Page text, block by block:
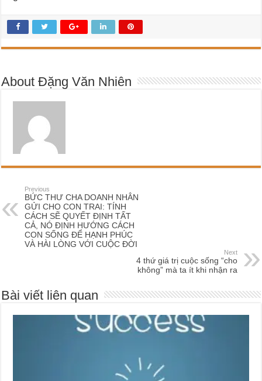
About Đặng Văn Nhiên
Previous
BỨC THƯ CHA DOANH NHÂN
GỬI CHO CON TRAI: TÍNH
CÁCH SẼ QUYẾT ĐỊNH TẤT
CẢ, NÓ ĐỊNH HƯỚNG CÁCH
CON SỐNG ĐỂ HẠNH PHÚC
VÀ HÀI LÒNG VỚI CUỘC ĐỜI
Next
4 thứ giá trị cuộc sống “cho
không” mà ta ít khi nhận ra
Bài viết liên quan